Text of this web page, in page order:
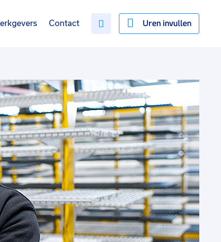
Uren invullen
Contact